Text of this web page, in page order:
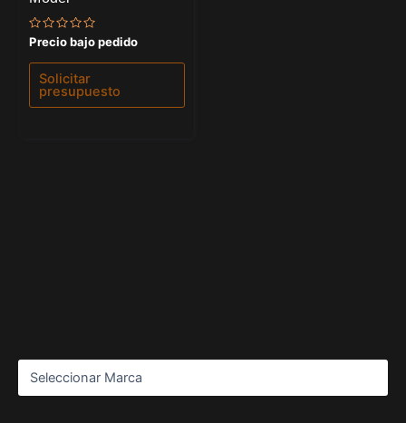
Valorado
con
0
de
Precio bajo pedido
Solicitar
presupuesto